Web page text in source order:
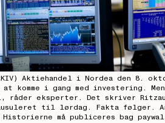
Aktiehandel i Nordea den 8.
komme i gang med investering.
råder eksperter. Det skriver
til lørdag. Fakta følger.
Historierne må publiceres bag